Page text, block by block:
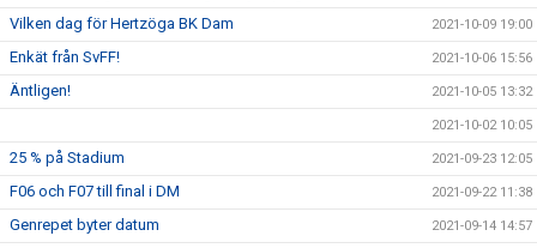
Vilken dag för Hertzöga BK Dam 2021-10-09 19:00
Enkät från SvFF! 2021-10-06 15:56
Äntligen! 2021-10-05 13:32
2021-10-02 10:05
25 % på Stadium 2021-09-23 12:05
F06 och F07 till final i DM 2021-09-22 11:38
Genrepet byter datum 2021-09-14 14:57